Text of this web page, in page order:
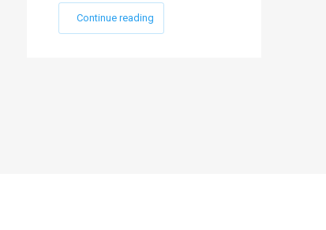
Continue reading